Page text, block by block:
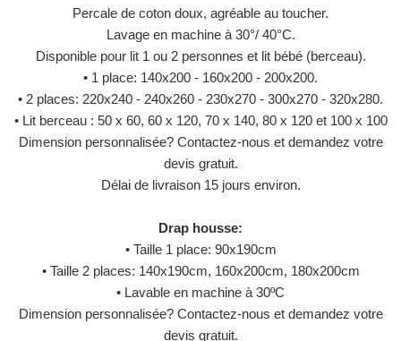
Percale de coton doux, agréable au toucher.
Lavage en machine à 30°/ 40°C.
Disponible pour lit 1 ou 2 personnes et lit bébé (berceau).
• 1 place: 140x200 - 160x200 - 200x200.
• 2 places: 220x240 - 240x260 - 230x270 - 300x270 - 320x280.
• Lit berceau : 50 x 60, 60 x 120, 70 x 140, 80 x 120 et 100 x 100
Dimension personnalisée? Contactez-nous et demandez votre
devis gratuit.
Délai de livraison 15 jours environ.
Drap housse:
• Taille 1 place: 90x190cm
• Taille 2 places: 140x190cm, 160x200cm, 180x200cm
• Lavable en machine à 30ºC
Dimension personnalisée? Contactez-nous et demandez votre
devis gratuit.